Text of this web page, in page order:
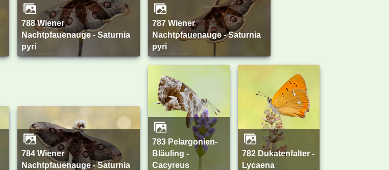
788 Wiener
Nachtpfauenauge - Saturnia
pyri
787 Wiener
Nachtpfauenauge - Saturnia
pyri
784 Wiener
Nachtpfauenauge - Saturnia
783 Pelargonien-
Bläuling -
Cacyreus
782 Dukatenfalter -
Lycaena